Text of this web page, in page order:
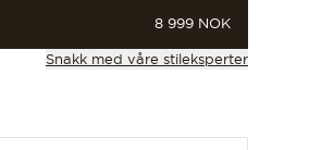
PRIS
8 999 NOK
Snakk med våre stileksperter